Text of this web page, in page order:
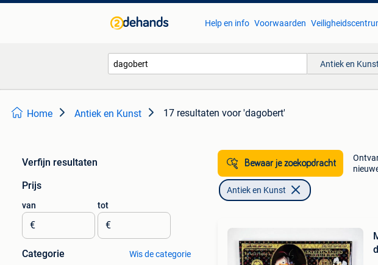
Help en info Voorwaarden
Antiek en Kunst
Home Antiek en Kunst 17 resultaten voor 'dagobert'
Verfijn resultaten
Prijs
van
€
tot
€
Categorie Wis de categorie
Bewaar je zoekopdracht
Antiek en Kunst